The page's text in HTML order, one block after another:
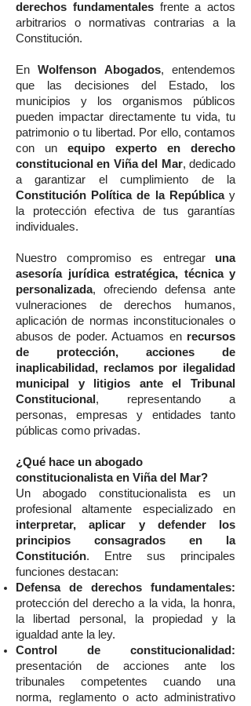
derechos fundamentalesfrente a actos
arbitrarios o normativas contrarias a la
Constitución.
EnWolfenson Abogados, entendemos
que las decisiones del Estado, los
municipios y los organismos públicos
pueden impactar directamente tu vida, tu
patrimonio o tu libertad. Por ello, contamos
con un equipo experto en derecho
constitucional en Viña del Mar, dedicado
a garantizar el cumplimiento de la
Constitución Política de la Repúblicay
la protección efectiva de tus garantías
individuales.
Nuestro compromiso es entregar una
asesoría jurídica estratégica, técnica y
personalizada, ofreciendo defensa ante
vulneraciones de derechos humanos,
aplicación de normas inconstitucionales o
abusos de poder. Actuamos en recursos
de protección, acciones de
inaplicabilidad, reclamos por ilegalidad
municipal y litigios ante el Tribunal
Constitucional , representando a
personas, empresas y entidades tanto
públicas como privadas.
¿Qué hace un abogado
constitucionalista en Viña del Mar?
Un abogado constitucionalista es un
profesional altamente especializado en
interpretar, aplicar y defender los
principios consagrados en la
Constitución. Entre sus principales
funciones destacan:
Defensa de derechos fundamentales:
protección del derecho a la vida, la honra,
la libertad personal, la propiedad y la
igualdad ante la ley.
Control de constitucionalidad:
presentación de acciones ante los
tribunales competentes cuando una
norma, reglamento o acto administrativo